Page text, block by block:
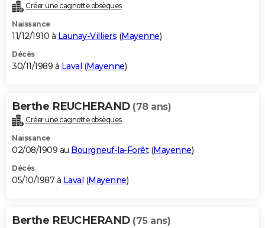
Créer une cagnotte obsèques
Naissance
11/12/1910 à Launay-Villiers (Mayenne)
Décès
30/11/1989 à Laval (Mayenne)
Berthe REUCHERAND (78 ans)
Créer une cagnotte obsèques
Naissance
02/08/1909 au Bourgneuf-la-Forêt(Mayenne)
Décès
05/10/1987 à Laval (Mayenne)
Berthe REUCHERAND (75 ans)